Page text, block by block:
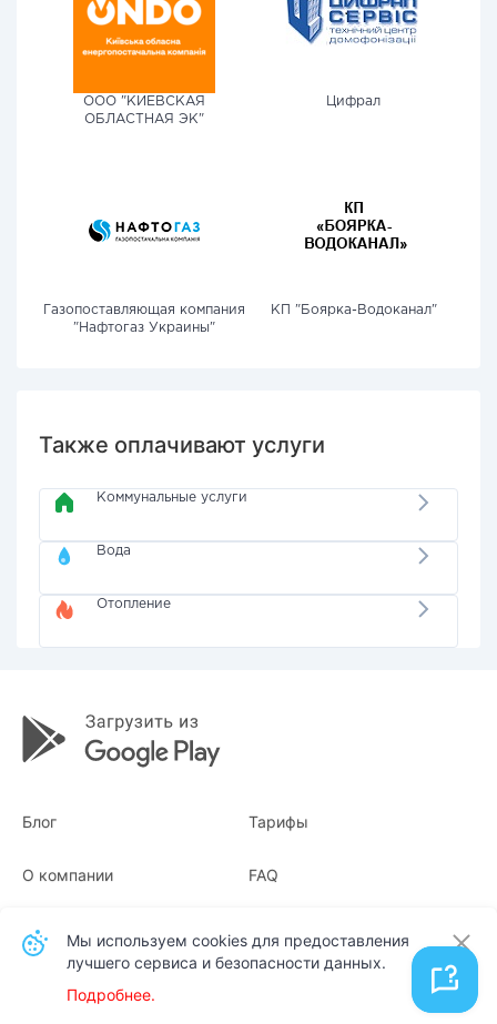
ООО "КИЕВСКАЯ
ОБЛАСТНАЯ ЭК"
Цифрал
Газопоставляющая компания
"Нафтогаз Украины"
КП "Боярка-Водоканал"
Также оплачивают услуги
Коммунальные услуги
Вода
Отопление
Блог Тарифы
О компании
Квитанции
FAQ
Мы используем cookies для предоставления
лучшего сервиса и безопасности данных.
Подробнее.